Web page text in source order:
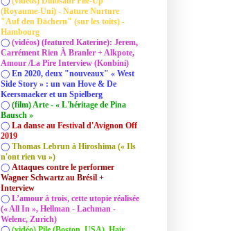
(Royaume-Uni) - Nature Nurture
"Auf den Dächern" (sur les toits) -
Hambourg
◯ (vidéos) (featured Katerine): Jerem,
Carrément Rien À Branler + Alkpote,
Amour /La Pire Interview (Konbini)
◯ En 2020, deux "nouveaux" « West
Side Story » : un van Hove & De
Keersmaeker et un Spielberg
◯ (film) Arte - « L'héritage de Pina
Bausch »
◯ La danse au Festival d'Avignon Off
2019
◯ Thomas Lebrun à Hiroshima (« Ils
n'ont rien vu »)
◯ Attaques contre le performer
Wagner Schwartz au Brésil +
Interview
◯ L’amour à trois, cette utopie réalisée
(« All In », Hellman - Lachman -
Welenc, Zurich)